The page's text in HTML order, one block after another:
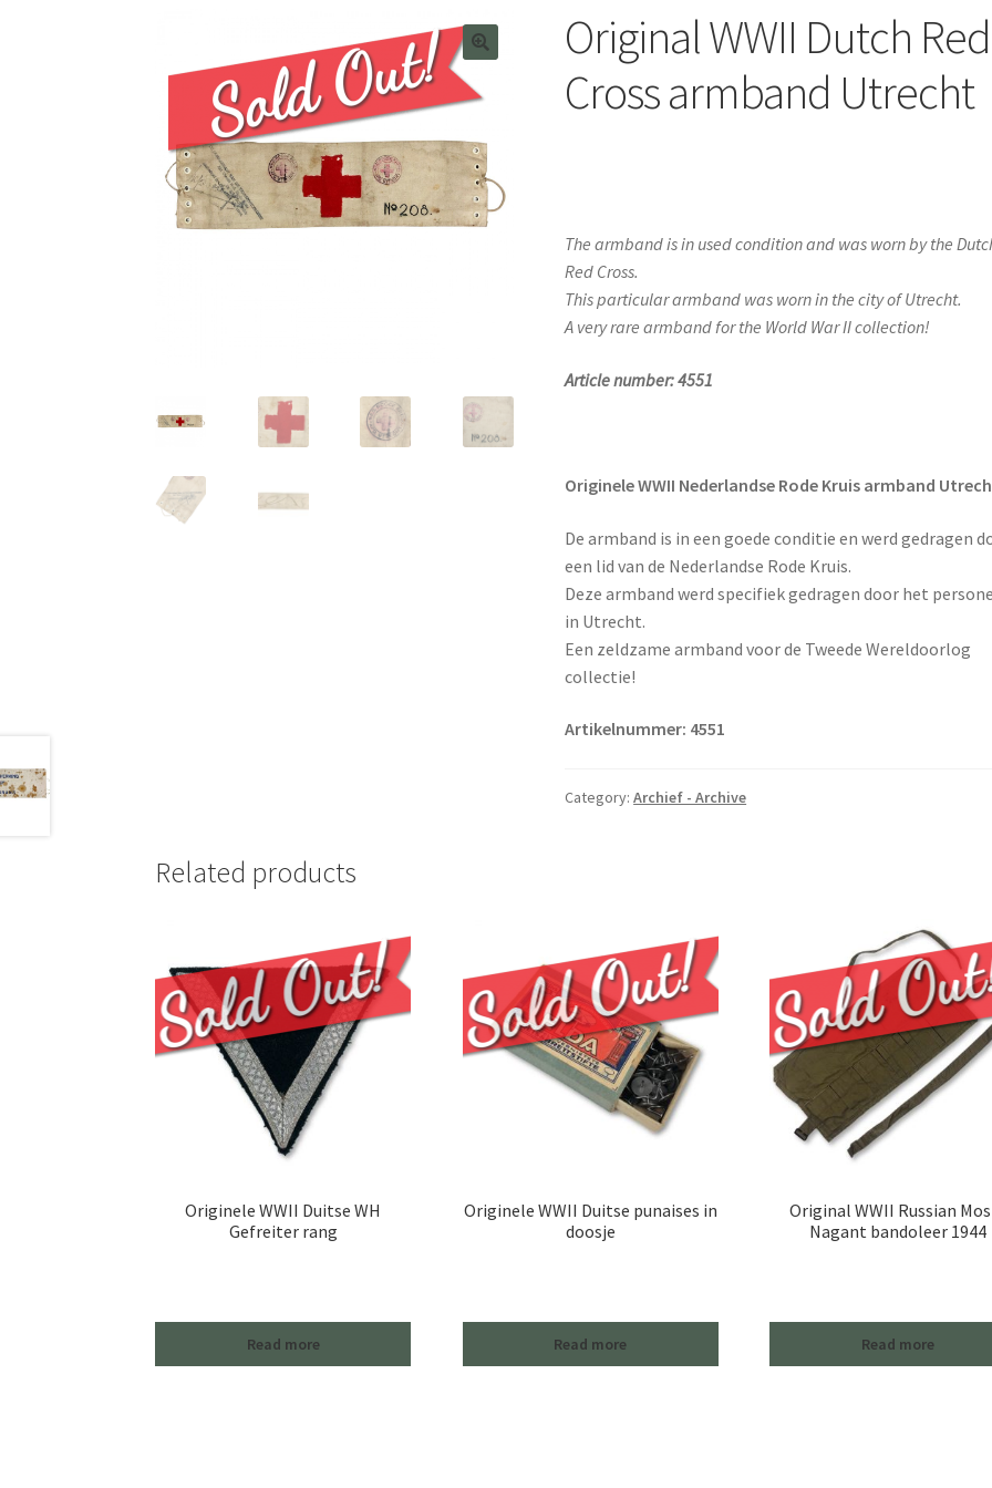
Original WWII Dutch Red
Cross armband Utrecht
The armband is in used condition and was worn by the
Red Cross.
This particular armband was worn in the city of Utrecht.
A very rare armband for the World War II collection!
Article number: 4551
Originele WWII Nederlandse Rode Kruis armband
De armband is in een goede conditie en werd gedragen
een lid van de Nederlandse Rode Kruis.
Deze armband werd specifiek gedragen door het
in Utrecht.
Een zeldzame armband voor de Tweede Wereldoorlog
collectie!
Artikelnummer: 4551
Category:Archief - Archive
Related products
Originele WWII Duitse WH
Gefreiter rang
Read more
Originele WWII Duitse punaises in
doosje
Read more
Original WWII Russian
Nagant bandoleer 1944
Read more